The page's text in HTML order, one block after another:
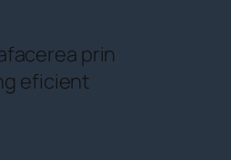
prin
eficient